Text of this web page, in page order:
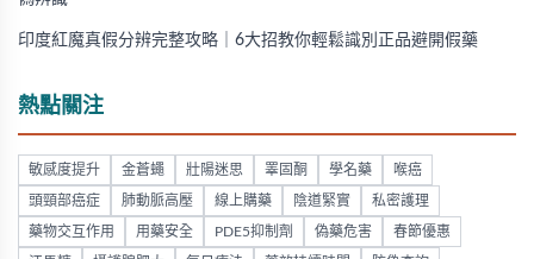
印度紅魔真假分辨完整攻略｜6大招教你輕鬆識別正品避開假藥
熱點關注
敏感度提升 金蒼蠅 壯陽迷思 睪固酮 學名藥 喉癌
頭頸部癌症 肺動脈高壓 線上購藥 陰道緊實 私密護理
藥物交互作用 用藥安全 PDE5抑制劑 偽藥危害 春節優惠